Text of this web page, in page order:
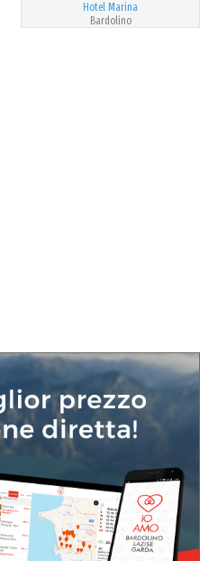
Hotel Marina
Bardolino